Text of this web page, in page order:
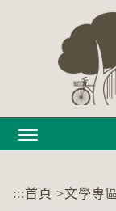
:::首頁 >文學專區